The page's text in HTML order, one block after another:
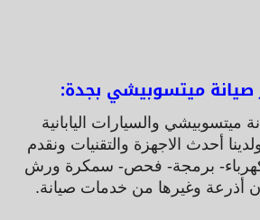
ميتسوبيشي بجدة:
والسيارات اليابانية
أحدث الاجهزة والتقنيات ونقدم
برمجة- فحص- سمكرة ورش
أذرعة وغيرها من خدمات صيانة.